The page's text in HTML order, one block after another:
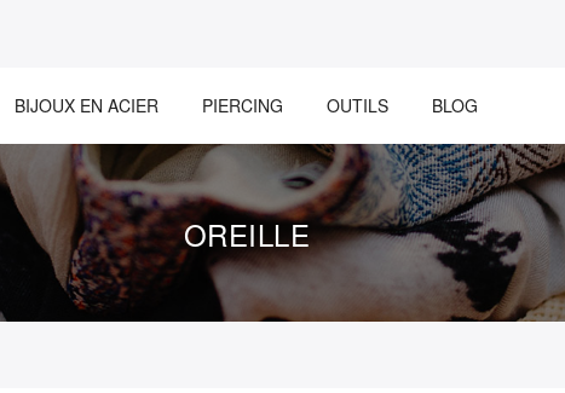
BIJOUX EN ACIER PIERCING OUTILS BLOG
OREILLE